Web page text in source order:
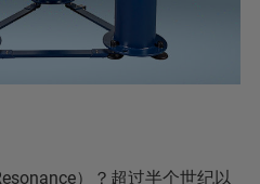
）？超过半个世纪以